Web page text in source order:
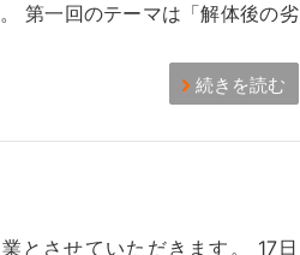
第一回のテーマは「解体後の劣
続きを読む
とさせていただきます。 17日